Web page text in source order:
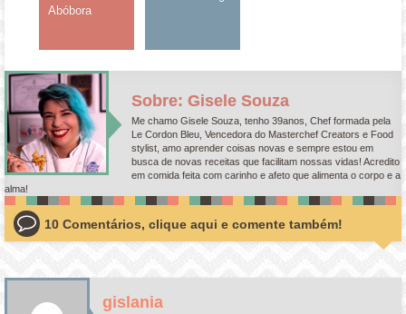
Abóbora
Sobre: Gisele Souza
Me chamo Gisele Souza, tenho 39anos, Chef formada pela
Le Cordon Bleu, Vencedora do Masterchef Creators e Food
stylist, amo aprender coisas novas e sempre estou em
busca de novas receitas que facilitam nossas vidas! Acredito
em comida feita com carinho e afeto que alimenta o corpo e a
alma!
10 Comentários, clique aqui e comente também!
gislania